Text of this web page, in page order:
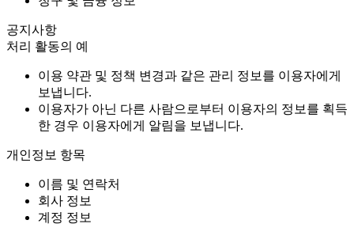
공지사항
처리 활동의 예
이용 약관 및 정책 변경과 같은 관리 정보를 이용자에게
보냅니다.
이용자가 아닌 다른 사람으로부터 이용자의 정보를 획득
한 경우 이용자에게 알림을 보냅니다.
개인정보 항목
이름 및 연락처
회사 정보
계정 정보